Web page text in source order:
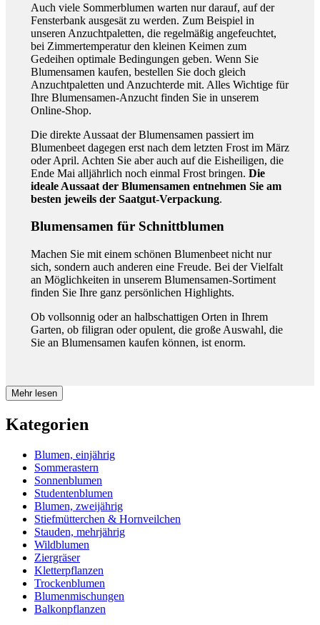
Auch viele Sommerblumen warten nur darauf, auf der
Fensterbank ausgesät zu werden. Zum Beispiel in
unseren Anzuchtpaletten, die regelmäßig angefeuchtet,
bei Zimmertemperatur den kleinen Keimen zum
Gedeihen optimale Bedingungen geben. Wenn Sie
Blumensamen kaufen, bestellen Sie doch gleich
Anzuchtpaletten und Anzuchterde mit. Alles Wichtige für
Ihre Blumensamen-Anzucht finden Sie in unserem
Online-Shop.
Die direkte Aussaat der Blumensamen passiert im
Blumenbeet dagegen erst nach dem letzten Frost im März
oder April. Achten Sie aber auch auf die Eisheiligen, die
Ende Mai alljährlich noch einmal Frost bringen. Die
ideale Aussaat der Blumensamen entnehmen Sie am
besten jeweils der Saatgut-Verpackung.
Blumensamen für Schnittblumen
Machen Sie mit einem schönen Blumenbeet nicht nur
sich, sondern auch anderen eine Freude. Bei der Vielfalt
an Möglichkeiten in unserem Blumensamen-Sortiment
finden Sie Ihre ganz persönlichen Highlights.
Ob vollsonnig oder an halbschattigen Orten in Ihrem
Garten, ob filigran oder opulent, die große Auswahl, die
Sie an Blumensamen kaufen können, ist enorm.
Mehr lesen
Blumen, einjährig
Sommerastern
Sonnenblumen
Studentenblumen
Blumen, zweijährig
Kategorien
Blumen, einjährig
Sommerastern
Sonnenblumen
Studentenblumen
Blumen, zweijährig
Stiefmütterchen & Hornveilchen
Stauden, mehrjährig
Wildblumen
Ziergräser
Kletterpflanzen
Trockenblumen
Blumenmischungen
Balkonpflanzen